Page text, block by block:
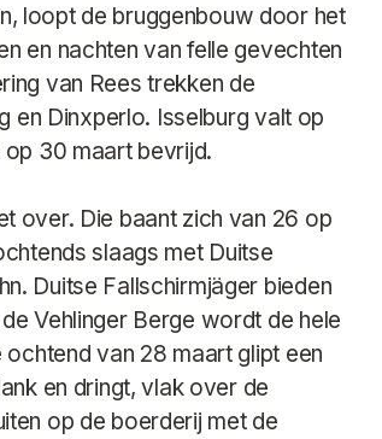
loopt de bruggenbouw door het
en nachten van felle gevechten
van Rees trekken de
en Dinxperlo. Isselburg valt op
30 maart bevrijd.
over. Die baant zich van 26 op
slaags met Duitse
Duitse Fallschirmjäger bieden
Vehlinger Berge wordt de hele
van 28 maart glipt een
en dringt, vlak over de
op de boerderij met de